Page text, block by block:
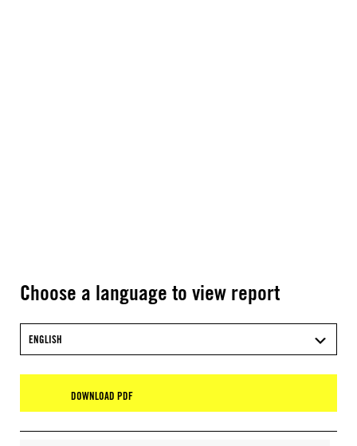
Choose a language to view report
ENGLISH
DOWNLOAD PDF